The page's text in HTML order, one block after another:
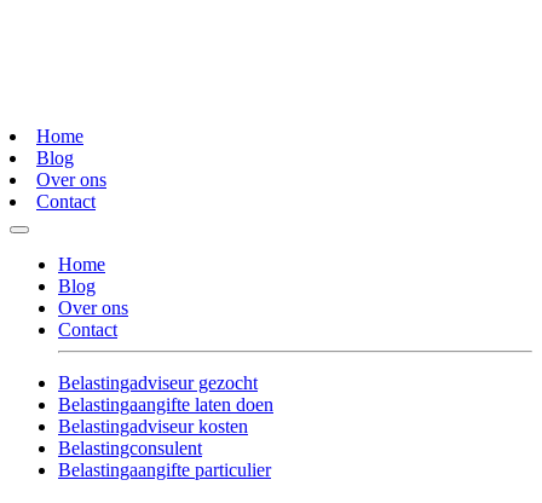
Home
Blog
Over ons
Contact
Home
Blog
Over ons
Contact
Belastingadviseur gezocht
Belastingaangifte laten doen
Belastingadviseur kosten
Belastingconsulent
Belastingaangifte particulier